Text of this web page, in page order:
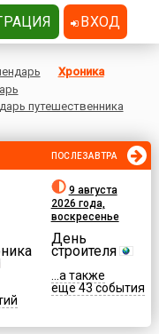
Хроника
путешественника
ПОСЛЕЗАВТРА
9 августа
2026 года,
воскресенье
День
строителя
...а также
еще 43 события
ВХОД